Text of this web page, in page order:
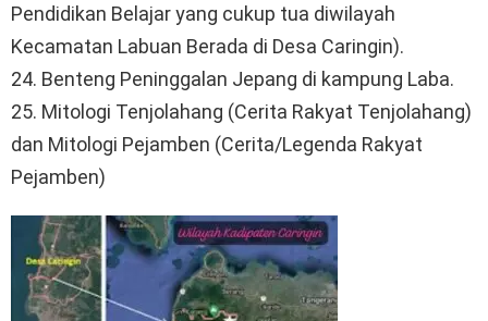
Pendidikan Belajar yang cukup tua diwilayah
Kecamatan Labuan Berada di Desa Caringin).
24. Benteng Peninggalan Jepang di kampung Laba.
25. Mitologi Tenjolahang (Cerita Rakyat Tenjolahang)
dan Mitologi Pejamben (Cerita/Legenda Rakyat
Pejamben)